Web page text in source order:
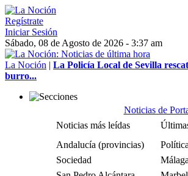
Regístrate
Iniciar Sesión
Sábado, 08 de Agosto de 2026 - 3:37 am
La Noción | La Policía Local de Sevilla
burro...
Noticias de
Noticias más leídas
Andalucía (provincias)
Política
Sociedad